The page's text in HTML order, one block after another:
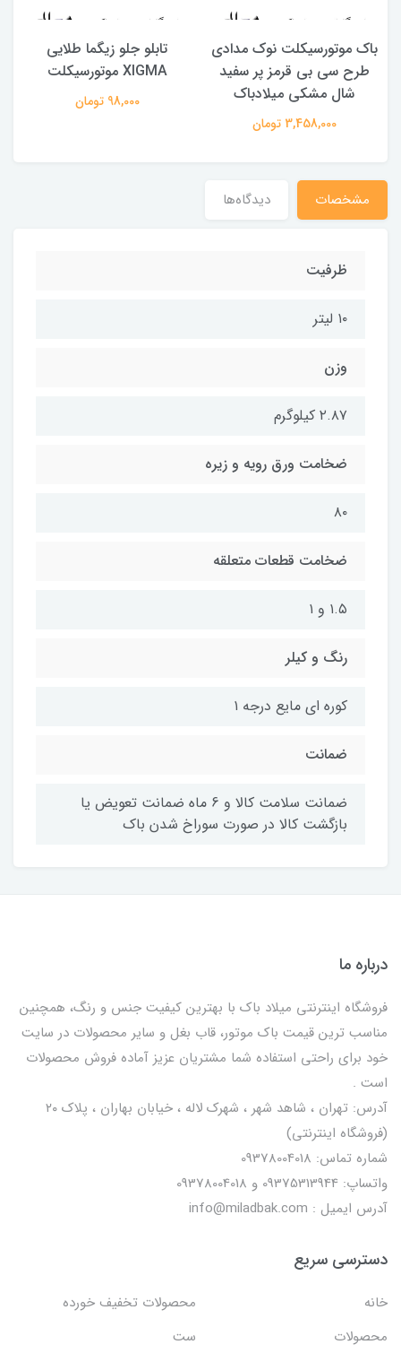
باک موتورسیکلت نوک مدادی
طرح سی بی قرمز پر سفید
شال مشکی میلادباک
3,458,000 تومان
تابلو جلو زیگما طلایی
XIGMA موتورسیکلت
98,000 تومان
مشخصات دیدگاه‌ها
ظرفیت
۱۰ لیتر
وزن
۲.۸۷ کیلوگرم
ضخامت ورق رویه و زیره
۸۰
ضخامت قطعات متعلقه
۱.۵ و ۱
رنگ و کیلر
کوره ای مایع درجه ۱
ضمانت
ضمانت سلامت کالا و 6 ماه ضمانت تعویض یا
بازگشت کالا در صورت سوراخ شدن باک
درباره ما
فروشگاه اینترنتی میلاد باک با بهترین کیفیت جنس و رنگ، همچنین
مناسب ترین قیمت باک موتور، قاب بغل و سایر محصولات در سایت
خود برای راحتی استفاده شما مشتریان عزیز آماده فروش محصولات
است .
آدرس: تهران ، شاهد شهر ، شهرک لاله ، خیابان بهاران ، پلاک ۲۰
(فروشگاه اینترنتی)
شماره تماس: 09378004018
واتساپ: 09375313944 و 09378004018
آدرس ایمیل : info@miladbak.com
دسترسی سریع
خانه
محصولات تخفیف خورده
محصولات
ست